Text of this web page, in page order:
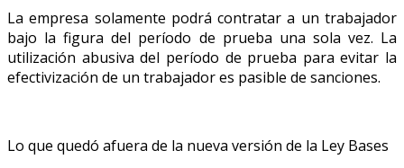
La empresa solamente podrá contratar a un trabajador
bajo la figura del período de prueba una sola vez. La
utilización abusiva del período de prueba para evitar la
efectivización de un trabajador es pasible de sanciones.
Lo que quedó afuera de la nueva versión de la Ley Bases